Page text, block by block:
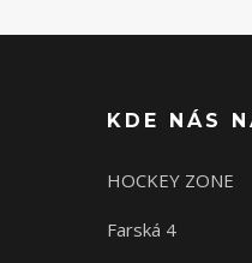
KDE NÁS
HOCKEY ZONE
Farská 4